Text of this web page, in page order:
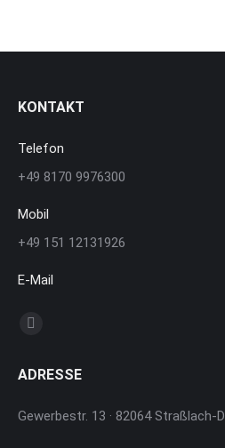
KONTAKT
Telefon
+49 8170 9976300
Mobil
+49 151 12131926
E-Mail
Finden Sie uns auf:
page
ADRESSE
Gewerbestr. 13 · 82064 Straßlach-